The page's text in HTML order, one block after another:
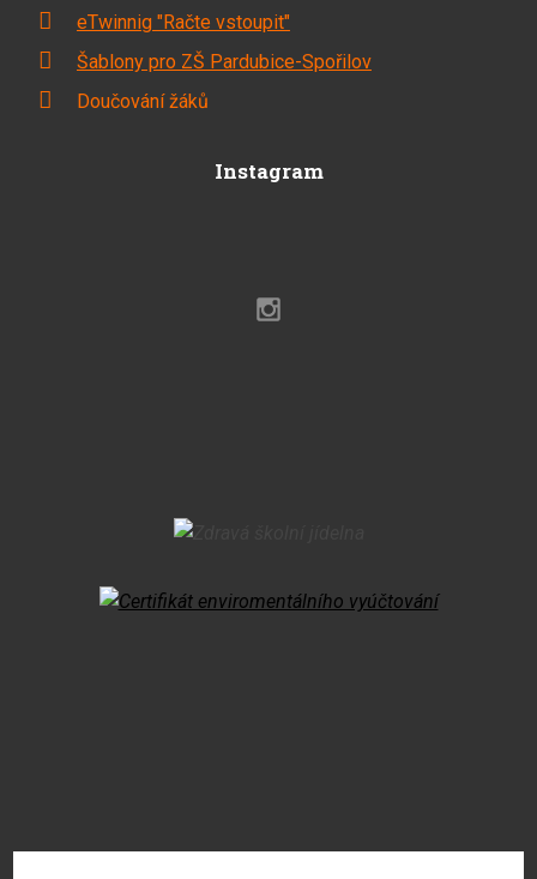
eTwinnig "Račte vstoupit"
Šablony pro ZŠ Pardubice-Spořilov
Doučování žáků
Instagram